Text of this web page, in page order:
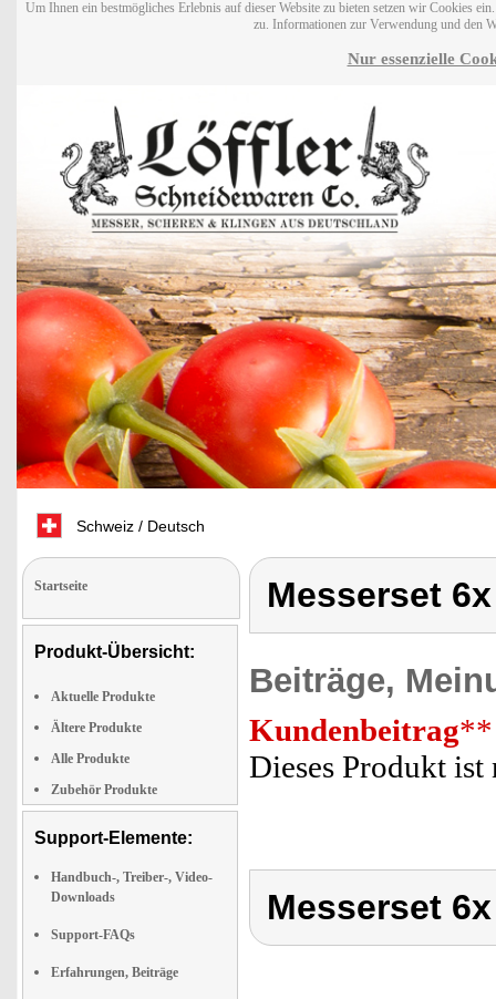
Um Ihnen ein bestmögliches Erlebnis auf dieser Website zu bieten setzen wir Cookies
zu. Informationen zur Verwendung und den
Nur essenzielle
Schweiz / Deutsch
Startseite
Produkt-Übersicht:
Aktuelle Produkte
Ältere Produkte
Alle Produkte
Zubehör Produkte
Support-Elemente:
Handbuch-, Treiber-, Video-
Downloads
Support-FAQs
Erfahrungen, Beiträge
Messerset 6x
Beiträge,
Kundenbeitrag**
Dieses Produkt ist
Messerset 6x